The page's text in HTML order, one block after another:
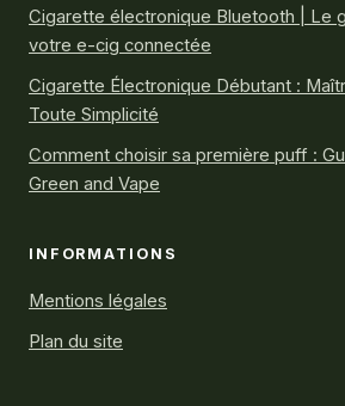
Cigarette électronique Bluetooth | Le
votre e-cig connectée
Cigarette Électronique Débutant :
Toute Simplicité
Comment choisir sa première puff :
Green and Vape
INFORMATIONS
Mentions légales
Plan du site